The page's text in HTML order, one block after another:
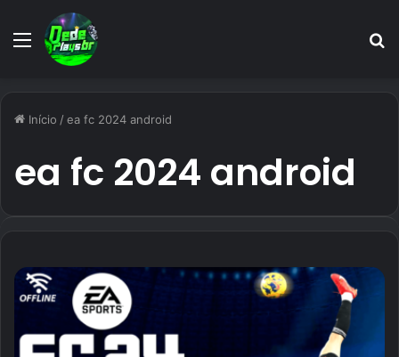
Menu
Início /ea fc 2024 android
ea fc 2024 android